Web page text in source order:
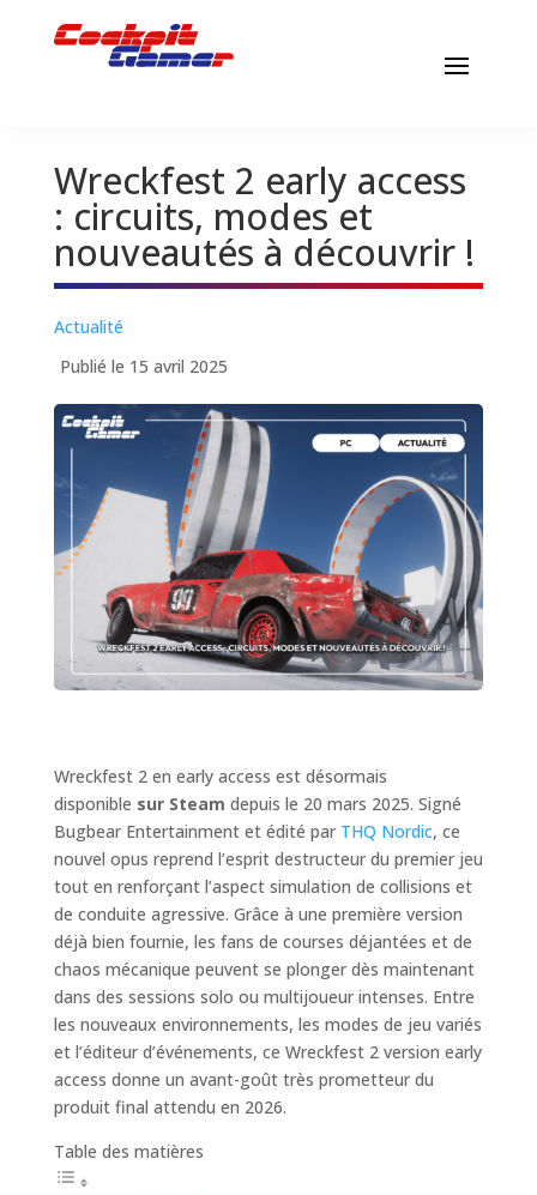
Wreckfest 2 early access
: circuits, modes et
nouveautés à découvrir !
Actualité
Publié le 15 avril 2025
Wreckfest 2 en early access est désormais
disponible sur Steam depuis le 20 mars 2025. Signé
Bugbear Entertainment et édité par THQ Nordic, ce
nouvel opus reprend l’esprit destructeur du premier jeu
tout en renforçant l’aspect simulation de collisions et
de conduite agressive. Grâce à une première version
déjà bien fournie, les fans de courses déjantées et de
chaos mécanique peuvent se plonger dès maintenant
dans des sessions solo ou multijoueur intenses. Entre
les nouveaux environnements, les modes de jeu variés
et l’éditeur d’événements, ce Wreckfest 2 version early
access donne un avant-goût très prometteur du
produit final attendu en 2026.
Table des matières